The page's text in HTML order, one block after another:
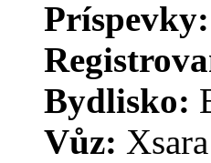
Príspevky:
Bydlisko:
Vůz: